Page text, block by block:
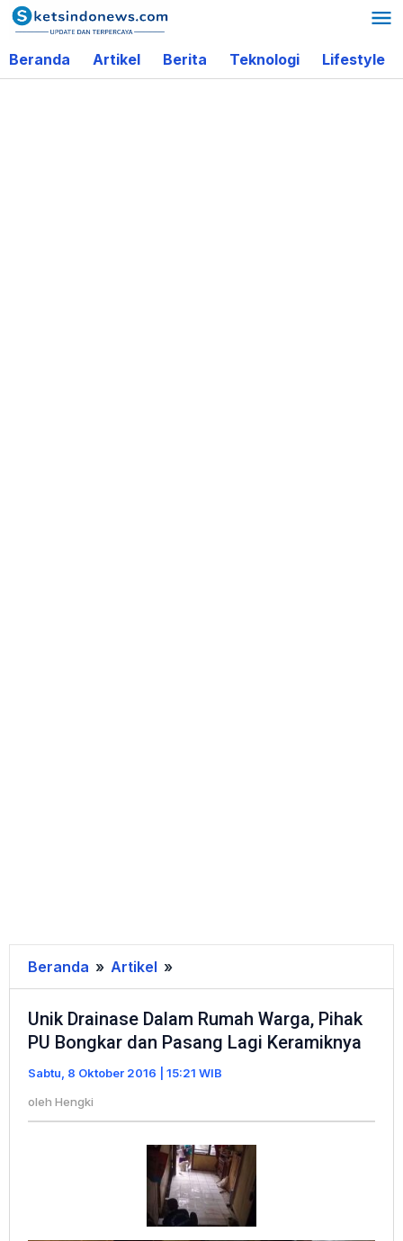
Lewati
ke
konten
Beranda Artikel Berita Teknologi Lifestyle
Beranda » Artikel »
Drainase
Dalam
Rumah
Warga,
PU
Bongkar
dan
Pasang
Lagi
Unik Drainase Dalam Rumah Warga, Pihak
PU Bongkar dan Pasang Lagi Keramiknya
Sabtu, 8 Oktober 2016 | 15:21 WIB
oleh Hengki